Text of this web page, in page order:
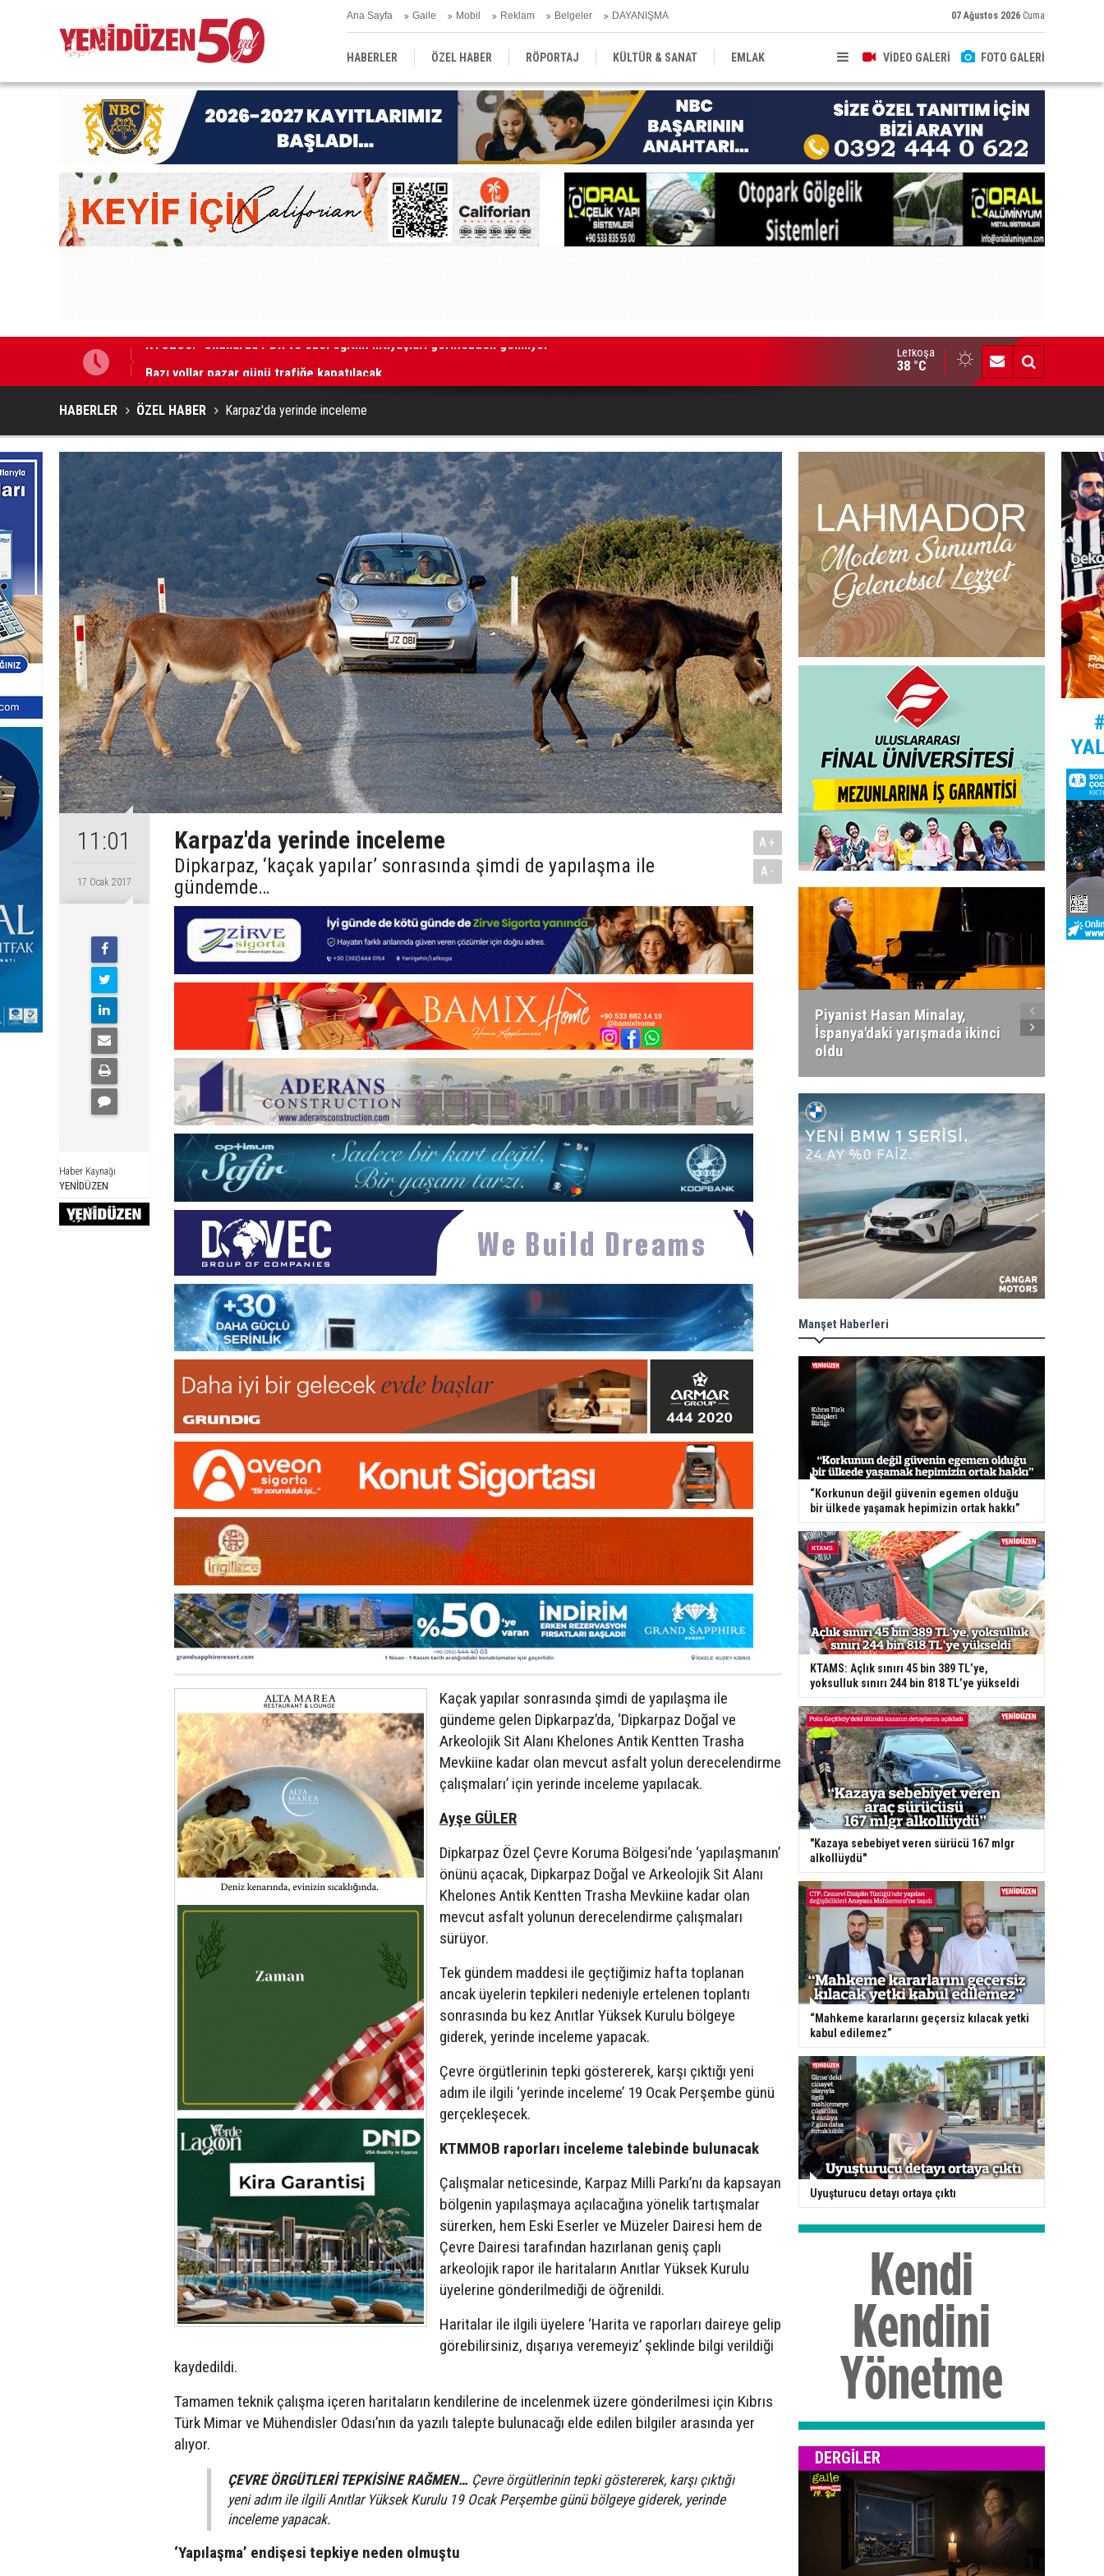
Ana Sayfa Gaile Mobil Reklam Belgeler DAYANIŞMA 07 Ağustos 2026 Cuma
VİDEO GALERİ FOTO GALERİ
HABERLER ÖZEL HABER RÖPORTAJ KÜLTÜR & SANAT EMLAK
EĞİTİM YEREL YÖNETİM DERGİLER SEKTÖR
Esnaf Kefalet Kooperatifi’nden fizyoterapistlere yatırım destek
Lefkoşa
38 °C
HABERLER ÖZEL HABER Karpaz'da yerinde inceleme
11:01
17 Ocak 2017
Haber Kaynağı
YENİDÜZEN
Karpaz'da yerinde inceleme
Dipkarpaz, ‘kaçak yapılar’ sonrasında şimdi de yapılaşma ile
gündemde…
A+
A-
Kaçak yapılar sonrasında şimdi de yapılaşma ile
gündeme gelen Dipkarpaz’da, ‘Dipkarpaz Doğal ve
Arkeolojik Sit Alanı Khelones Antik Kentten Trasha
Mevkiine kadar olan mevcut asfalt yolun derecelendirme
çalışmaları’ için yerinde inceleme yapılacak.
Ayşe GÜLER
Dipkarpaz Özel Çevre Koruma Bölgesi’nde ‘yapılaşmanın’
önünü açacak, Dipkarpaz Doğal ve Arkeolojik Sit Alanı
Khelones Antik Kentten Trasha Mevkiine kadar olan
mevcut asfalt yolunun derecelendirme çalışmaları
sürüyor.
Tek gündem maddesi ile geçtiğimiz hafta toplanan
ancak üyelerin tepkileri nedeniyle ertelenen toplantı
sonrasında bu kez Anıtlar Yüksek Kurulu bölgeye
giderek, yerinde inceleme yapacak.
Çevre örgütlerinin tepki göstererek, karşı çıktığı yeni
adım ile ilgili ‘yerinde inceleme’ 19 Ocak Perşembe günü
gerçekleşecek.
KTMMOB raporları inceleme talebinde bulunacak
Çalışmalar neticesinde, Karpaz Milli Parkı’nı da kapsayan
bölgenin yapılaşmaya açılacağına yönelik tartışmalar
sürerken, hem Eski Eserler ve Müzeler Dairesi hem de
Çevre Dairesi tarafından hazırlanan geniş çaplı
arkeolojik rapor ile haritaların Anıtlar Yüksek Kurulu
üyelerine gönderilmediği de öğrenildi.
Haritalar ile ilgili üyelere ‘Harita ve raporları daireye gelip
görebilirsiniz, dışarıya veremeyiz’ şeklinde bilgi verildiği
kaydedildi.
Tamamen teknik çalışma içeren haritaların kendilerine de incelenmek üzere gönderilmesi için Kıbrıs
Türk Mimar ve Mühendisler Odası’nın da yazılı talepte bulunacağı elde edilen bilgiler arasında yer
alıyor.
ÇEVRE ÖRGÜTLERİ TEPKİSİNE RAĞMEN… Çevre örgütlerinin tepki göstererek, karşı çıktığı
yeni adım ile ilgili Anıtlar Yüksek Kurulu 19 Ocak Perşembe günü bölgeye giderek, yerinde
inceleme yapacak.
‘Yapılaşma’ endişesi tepkiye neden olmuştu
Piyanist Hasan Minalay,
İspanya'daki yarışmada ikinci
oldu
Manşet Haberleri
“Korkunun değil güvenin egemen olduğu
bir ülkede yaşamak hepimizin ortak hakkı”
KTAMS: Açlık sınırı 45 bin 389 TL’ye,
yoksulluk sınırı 244 bin 818 TL’ye yükseldi
"Kazaya sebebiyet veren sürücü 167 mlgr
alkollüydü"
“Mahkeme kararlarını geçersiz kılacak yetki
kabul edilemez”
Uyuşturucu detayı ortaya çıktı
DERGILER